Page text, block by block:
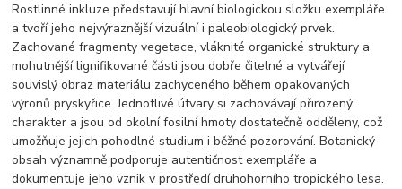
Rostlinné inkluze představují hlavní biologickou složku exempláře
a tvoří jeho nejvýraznější vizuální i paleobiologický prvek.
Zachované fragmenty vegetace, vláknité organické struktury a
mohutnější lignifikované části jsou dobře čitelné a vytvářejí
souvislý obraz materiálu zachyceného během opakovaných
výronů pryskyřice. Jednotlivé útvary si zachovávají přirozený
charakter a jsou od okolní fosilní hmoty dostatečně odděleny, což
umožňuje jejich pohodlné studium i běžné pozorování. Botanický
obsah významně podporuje autentičnost exempláře a
dokumentuje jeho vznik v prostředí druhohorního tropického lesa.